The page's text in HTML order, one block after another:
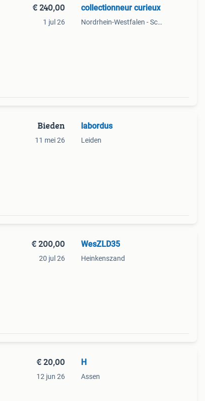
€ 240,00
1 jul 26
collectionneur curieux
Nordrhein-Westfalen - Schleiden, DE
Bieden
11 mei 26
labordus
Leiden
€ 200,00
20 jul 26
WesZLD35
Heinkenszand
€ 20,00
12 jun 26
H
Assen